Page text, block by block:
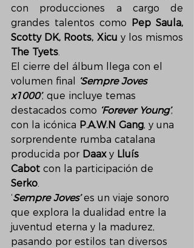
con producciones a cargo de
grandes talentos como Pep Saula,
Scotty DK, Roots, Xicu
The Tyets.
El cierre del álbum llega con el
volumen final
‘Sempre Joves
x1000’, que incluye temas
destacados como ‘Forever Young’,
con la icónica P.A.W.N Gang, y una
sorprendente rumba catalana
producida por Daax y Lluís
Cabot con la participación de
Serko.
‘Sempre Joves’ es un viaje sonoro
que explora la dualidad entre la
juventud eterna y la madurez,
pasando por estilos tan diversos